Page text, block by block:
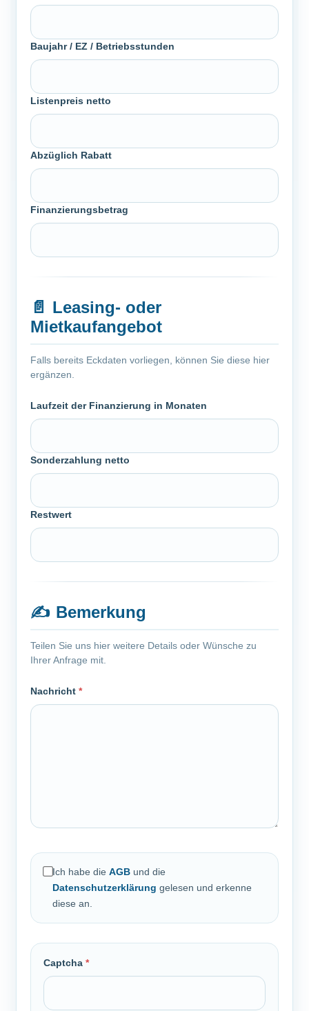
Baujahr / EZ / Betriebsstunden
Listenpreis netto
Abzüglich Rabatt
Finanzierungsbetrag
📄 Leasing- oder
Mietkaufangebot
Falls bereits Eckdaten vorliegen, können Sie diese hier
ergänzen.
Laufzeit der Finanzierung in Monaten
Sonderzahlung netto
Restwert
✍️ Bemerkung
Teilen Sie uns hier weitere Details oder Wünsche zu
Ihrer Anfrage mit.
Nachricht *
Ich habe die AGB und die
Datenschutzerklärung gelesen und erkenne
diese an.
Captcha *